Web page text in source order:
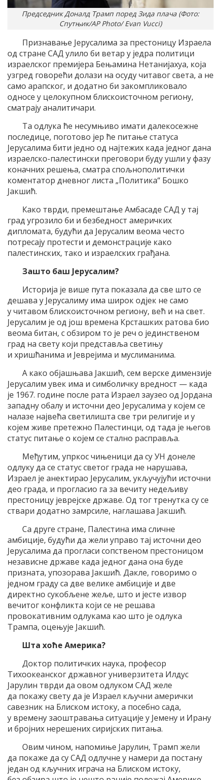
Председник Доналд Трамп поред Зида плача (Фото:
Спутњик/AP Photo/ Evan Vucci)
Признавање Јерусалима за престоницу Израела
од стране САД улило би ветар у једра политици
израелског премијера Бењамина Нетанијахуа, која
узгред говорећи долази на осуду читавог света, а не
само арапског, и додатно би закомпликовало
односе у целокупном блискоисточном региону,
сматрају аналитичари.
Та одлука ће несумњиво имати далекосежне
последице, поготово јер ће питање статуса
Јерусалима бити једно од најтежих када једног дана
израелско-палестински преговори буду ушли у фазу
коначних решења, сматра спољнополитички
коментатор дневног листа „Политика“ Бошко
Јакшић.
Како тврди, премештање Амбасаде САД у тај
град угрозило би и безбедност америчких
дипломата, будући да Јерусалим веома често
потресају протести и демонстрације како
палестинских, тако и израелских грађана.
Зашто баш Јерусалим?
Историја је више пута показала да све што се
дешава у Јерусалиму има широк одјек не само
у читавом блискоисточном региону, већ и на свет.
Јерусалим је од још времена Крсташких ратова био
веома битан, с обзиром то је реч о јединственом
град на свету који представља светињу
и хришћанима и Јеврејима и муслиманима.
А како објашњава Јакшић, сем верске димензије
Јерусалим увек има и симболичку вредност — када
је 1967. године после рата Израел заузео од Јордана
западну обалу и источни део Јерусалима у којем се
налазе највећа светилишта све три религије и у
којем живе претежно Палестинци, од тада је његов
статус питање о којем се стално расправља.
Међутим, упркос чињеници да су УН донеле
одлуку да се статус светог града не нарушава,
Израел је анектирао Јерусалим, укључујући источни
део града, и прогласио га за вечиту недељиву
престоницу јеврејске државе. Од тог тренутка су се
ствари додатно замрсиле, наглашава Јакшић.
Са друге стране, Палестина има сличне
амбиције, будући да жели управо тај источни део
Јерусалима да прогласи сопственом престоницом
независне државе када једног дана она буде
призната, упозорава Јакшић. Дакле, говоримо о
једном граду са две велике амбиције и две
директно сукобљене жеље, што и јесте извор
вечитог конфликта који се не решава
провокативним одлукама као што је одлука
Трампа, оцењује Јакшић.
Шта хоће Америка?
Доктор политичких наука, професор
Тихоокеанског државног универзитета Илдус
Јарулин тврди да овом одлуком САД желе
да покажу свету да је Израел кључни амерички
савезник на Блиском истоку, а посебно сада,
у времену заоштравања ситуације у Јемену и Ирану
и бројних нерешених сиријских питања.
Овим чином, напомиње Јарулин, Трамп жели
да покаже да су САД одлучне у намери да постану
један од кључних играча на Блиском истоку,